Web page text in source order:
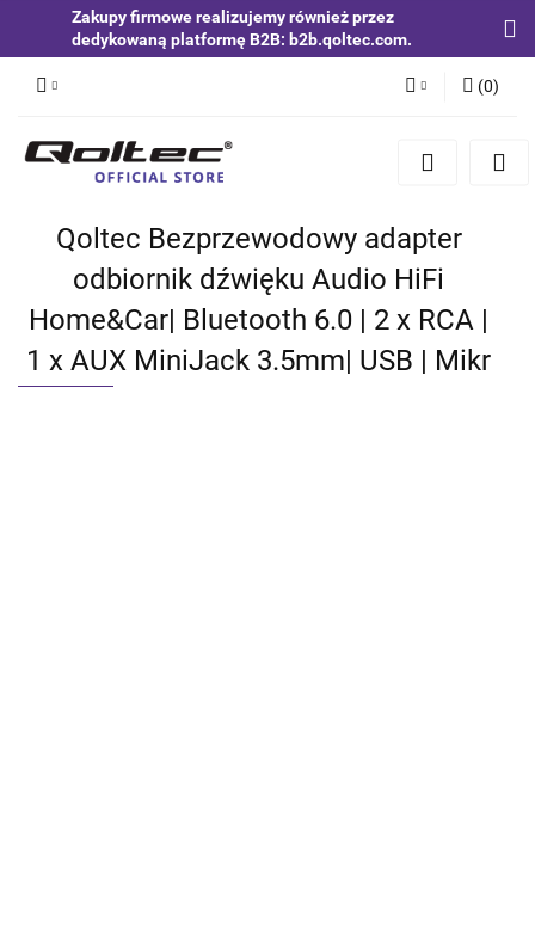
Zakupy firmowe realizujemy również przez
dedykowaną platformę B2B: b2b.qoltec.com.
Zaloguj się
Zgody cookies
(0)
Qoltec Bezprzewodowy adapter
odbiornik dźwięku Audio HiFi
Home&Car| Bluetooth 6.0 | 2 x RCA |
1 x AUX MiniJack 3.5mm| USB | Mikr